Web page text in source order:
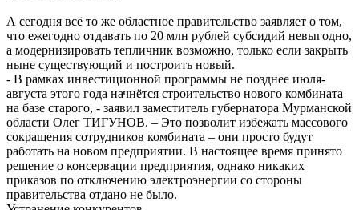
А сегодня всё то же областное правительство заявляет о том,
что ежегодно отдавать по 20 млн рублей субсидий невыгодно,
а модернизировать тепличник возможно, только если закрыть
ныне существующий и построить новый.
- В рамках инвестиционной программы не позднее июля-
августа этого года начнётся строительство нового комбината
на базе старого, - заявил заместитель губернатора Мурманской
области Олег ТИГУНОВ. – Это позволит избежать массового
сокращения сотрудников комбината – они просто будут
работать на новом предприятии. В настоящее время принято
решение о консервации предприятия, однако никаких
приказов по отключению электроэнергии со стороны
правительства отдано не было.